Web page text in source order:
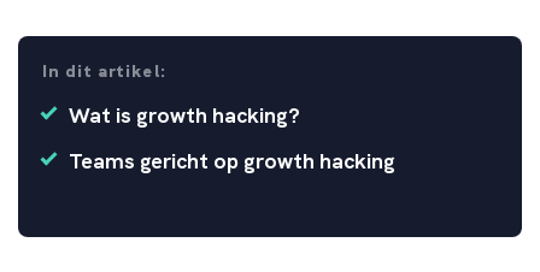
In dit artikel:
Wat is growth hacking?
Teams gericht op growth hacking